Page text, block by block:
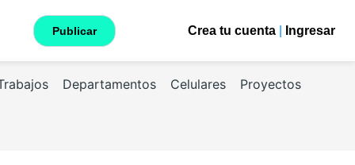
Publicar Crea tu cuenta| Ingresar
Departamentos Celulares Proyectos